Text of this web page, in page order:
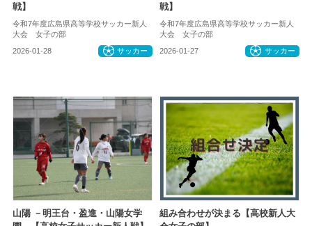
戦】
令和7年度広島県高等学校サッカー新人
大会 女子の部
2026-01-28 サッカー
戦】
令和7年度広島県高等学校サッカー新人
大会 女子の部
2026-01-27 サッカー
山陽 －明王台・盈進・山陽女学
組み合わせが決まる【高校新人大